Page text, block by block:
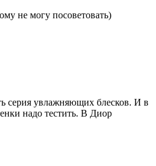
не могу посоветовать)
серия увлажняющих блесков. И в
надо тестить. В Диор